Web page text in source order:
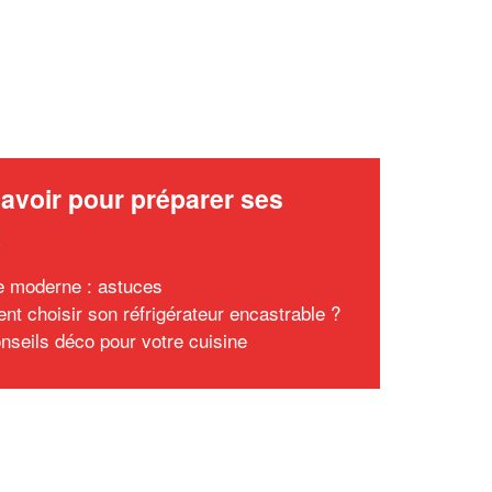
pour préparer ses
moderne : astuces
choisir son réfrigérateur encastrable ?
déco pour votre cuisine